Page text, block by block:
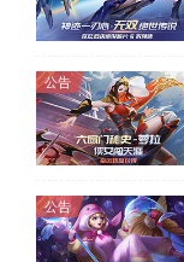
公告
公告